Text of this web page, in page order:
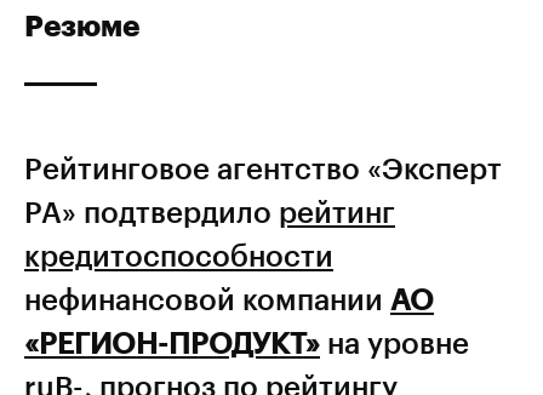
Резюме
Рейтинговое агентство «Эксперт
РА» подтвердило рейтинг
кредитоспособности
нефинансовой компании АО
«РЕГИОН-ПРОДУКТ» на уровне
ruВ-, прогноз по рейтингу